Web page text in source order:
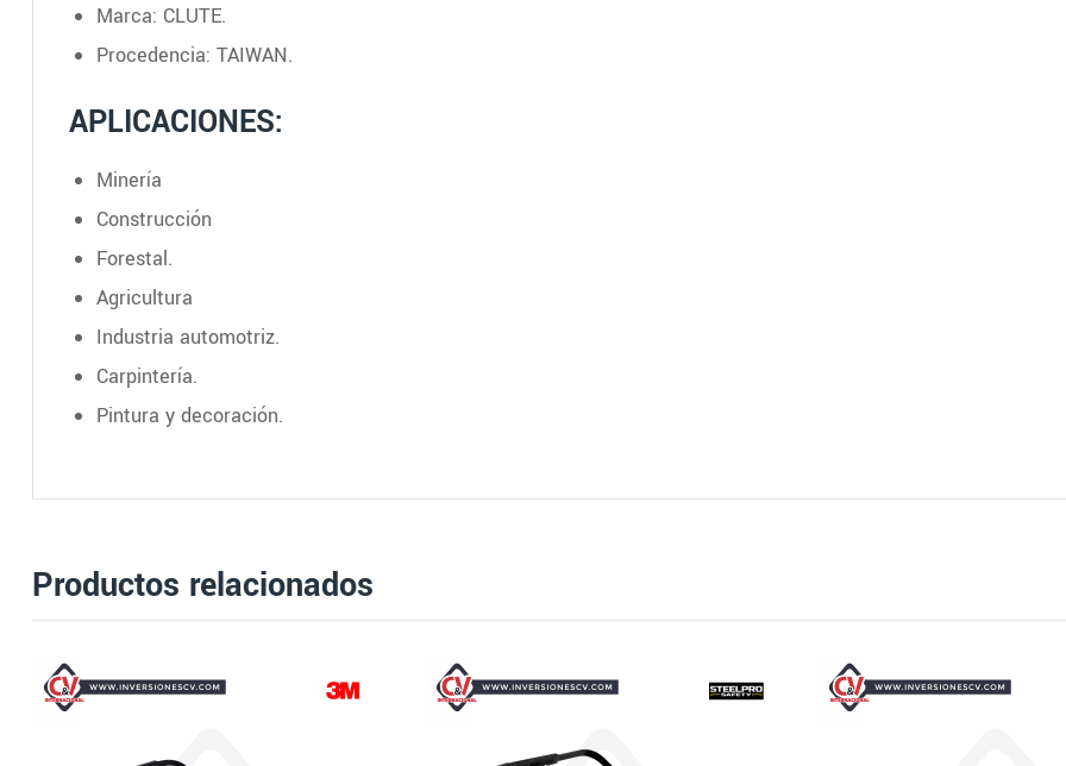
Marca: CLUTE.
Procedencia: TAIWAN.
APLICACIONES:
Minería
Construcción
Forestal.
Agricultura
Industria automotriz.
Carpintería.
Pintura y decoración.
Productos relacionados